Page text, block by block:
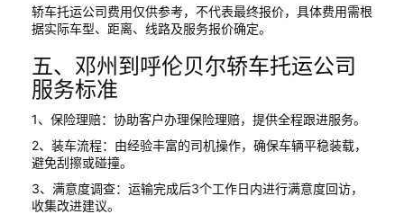
轿车托运公司费用仅供参考，不代表最终报价，具体费用需根
据实际车型、距离、线路及服务报价确定。
五、邓州到呼伦贝尔轿车托运公司
服务标准
1、保险理赔：协助客户办理保险理赔，提供全程跟进服务。
2、装车流程：由经验丰富的司机操作，确保车辆平稳装载，
避免刮擦或碰撞。
3、满意度调查：运输完成后3个工作日内进行满意度回访，
收集改进建议。